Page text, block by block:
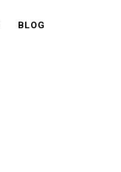
BLOG